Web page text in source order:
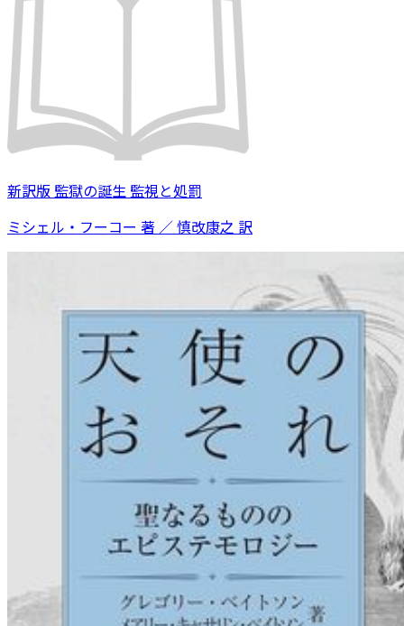
新訳版 監獄の誕生 監視と処罰
ミシェル・フーコー 著 ／ 慎改康之 訳